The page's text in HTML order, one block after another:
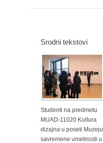
Srodni tekstovi
Studenti na predmetu
MUAD-11020 Kultura
dizajna u poseti Muzeju
savremene umetnosti u